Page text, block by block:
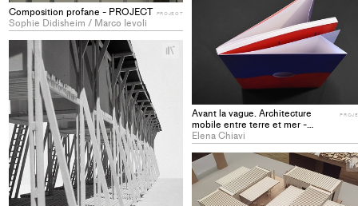
Composition profane - PROJECT
Sophie Didisheim / Marco Ievoli
PROJECT
Avant la vague. Architecture
mobile entre terre et mer -
PROJECT
Elena Chiavi
+
collections
+